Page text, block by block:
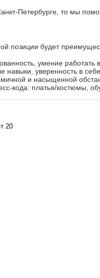
Петербурге, то мы
позиции будет
умение работать
навыки, уверенность в себе.
и насыщенной
кода: платья/костюмы,
20